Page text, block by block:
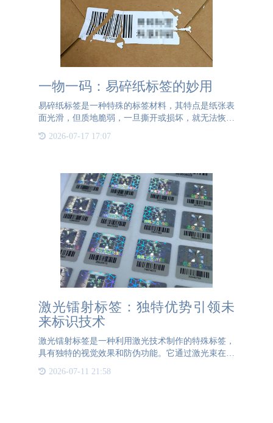
一物一码：易碎纸标签的妙用
易碎纸标签是一种特殊的标签材料，其特点是纸张表
面光滑，但质地脆弱，一旦撕开或损坏，就无法恢复
原状。这种特性使得易碎纸标签在防伪领域得到了广
泛应用。当易碎纸标签贴附在产品上后，任何试图移
2026-07-17 17:07
激光镭射标签：独特优势引领未
来标识技术
激光镭射标签是一种利用激光技术制作的特殊标签，
具有独特的视觉效果和防伪功能。它通过激光束在特
的光学效果，能够在不同角度下展现出不同的色彩和
2026-07-11 21:58